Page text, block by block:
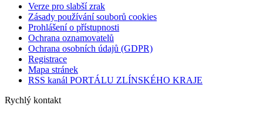
Verze pro slabší zrak
Zásady používání souborů cookies
Prohlášení o přístupnosti
Ochrana oznamovatelů
Ochrana osobních údajů (GDPR)
Registrace
Mapa stránek
RSS kanál PORTÁLU ZLÍNSKÉHO KRAJE
Rychlý kontakt